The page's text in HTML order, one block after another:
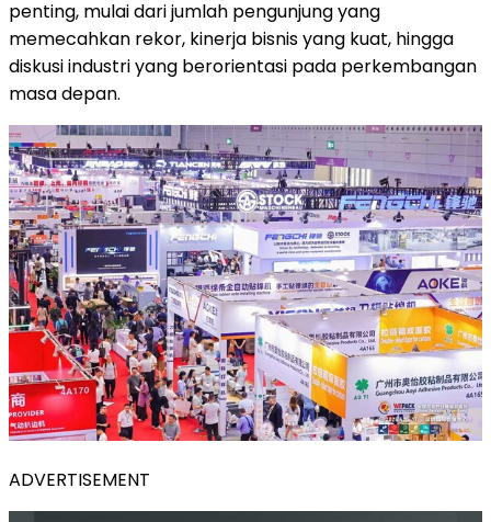
penting, mulai dari jumlah pengunjung yang
memecahkan rekor, kinerja bisnis yang kuat, hingga
diskusi industri yang berorientasi pada perkembangan
masa depan.
ADVERTISEMENT